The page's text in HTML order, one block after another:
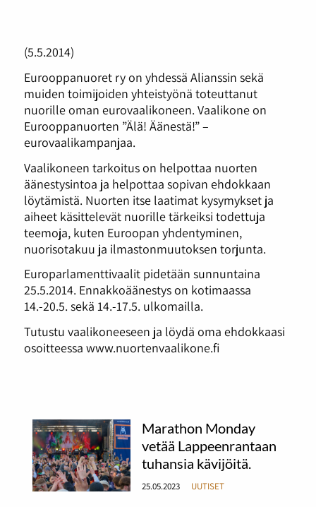
(5.5.2014)
Eurooppanuoret ry on yhdessä Alianssin sekä
muiden toimijoiden yhteistyönä toteuttanut
nuorille oman eurovaalikoneen. Vaalikone on
Eurooppanuorten ”Älä! Äänestä!” –
eurovaalikampanjaa.
Vaalikoneen tarkoitus on helpottaa nuorten
äänestysintoa ja helpottaa sopivan ehdokkaan
löytämistä. Nuorten itse laatimat kysymykset ja
aiheet käsittelevät nuorille tärkeiksi todettuja
teemoja, kuten Euroopan yhdentyminen,
nuorisotakuu ja ilmastonmuutoksen torjunta.
Europarlamenttivaalit pidetään sunnuntaina
25.5.2014. Ennakkoäänestys on kotimaassa
14.-20.5. sekä 14.-17.5. ulkomailla.
Tutustu vaalikoneeseen ja löydä oma ehdokkaasi
osoitteessa www.nuortenvaalikone.fi
Marathon Monday
vetää Lappeenrantaan
tuhansia kävijöitä.
25.05.2023 UUTISET